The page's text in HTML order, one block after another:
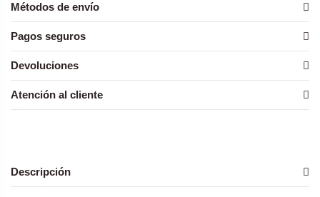
Métodos de envío
Pagos seguros
Devoluciones
Atención al cliente
Descripción